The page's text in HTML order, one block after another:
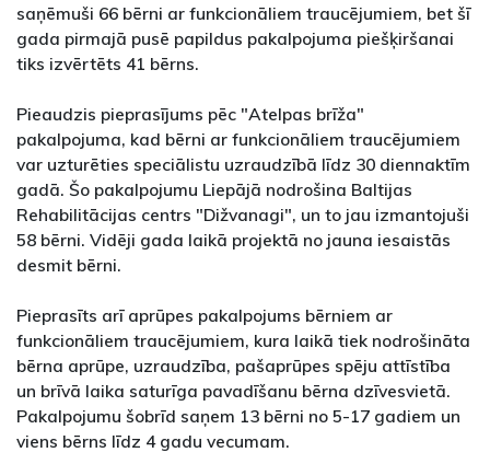
saņēmuši 66 bērni ar funkcionāliem traucējumiem, bet šī
gada pirmajā pusē papildus pakalpojuma piešķiršanai
tiks izvērtēts 41 bērns.
Pieaudzis pieprasījums pēc "Atelpas brīža"
pakalpojuma, kad bērni ar funkcionāliem traucējumiem
var uzturēties speciālistu uzraudzībā līdz 30 diennaktīm
gadā. Šo pakalpojumu Liepājā nodrošina Baltijas
Rehabilitācijas centrs "Dižvanagi", un to jau izmantojuši
58 bērni. Vidēji gada laikā projektā no jauna iesaistās
desmit bērni.
Pieprasīts arī aprūpes pakalpojums bērniem ar
funkcionāliem traucējumiem, kura laikā tiek nodrošināta
bērna aprūpe, uzraudzība, pašaprūpes spēju attīstība
un brīvā laika saturīga pavadīšanu bērna dzīvesvietā.
Pakalpojumu šobrīd saņem 13 bērni no 5-17 gadiem un
viens bērns līdz 4 gadu vecumam.